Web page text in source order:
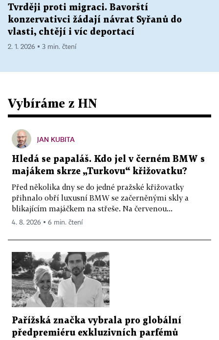
Tvrději proti migraci. Bavorští
konzervativci žádají návrat Syřanů do
vlasti, chtějí i víc deportací
2. 1. 2026 ▪ 3 min. čtení
Vybíráme z HN
JAN KUBITA
Hledá se papaláš. Kdo jel v černém BMW s
majákem skrze „Turkovu“ křižovatku?
Před několika dny se do jedné pražské křižovatky
přihnalo obří luxusní BMW se začerněnými skly a
blikajícím majáčkem na střeše. Na červenou...
4. 8. 2026 ▪ 6 min. čtení
Pařížská značka vybrala pro globální
předpremiéru exkluzivních parfémů